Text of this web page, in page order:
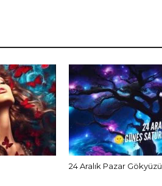
24 Aralık Pazar Gökyüzü